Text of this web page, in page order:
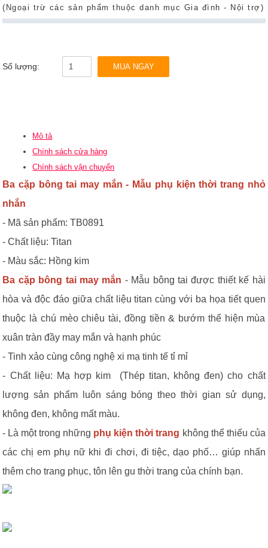
(Ngoại trừ các sản phẩm thuộc danh mục Gia đình - Nội trợ)
MUA NGAY
Số lượng:
Mô tả
Chính sách cửa hàng
Chính sách vận chuyển
Ba cặp bông tai may mắn - Mẫu phụ kiện thời trang nhỏ
nhắn
- Mã sản phẩm: TB0891
- Chất liệu: Titan
- Màu sắc: Hồng kim
Ba cặp bông tai may mắn - Mẫu bông tai được thiết kế hài
hòa và độc đáo giữa chất liệu titan cùng với ba họa tiết quen
thuộc là chú mèo chiêu tài, đồng tiền & bướm thể hiện mùa
xuân tràn đầy may mắn và hạnh phúc
- Tinh xảo cùng công nghệ xi mạ tinh tế tỉ mỉ
- Chất liệu: Mạ hợp kim (Thép titan, không đen) cho chất
lượng sản phẩm luôn sáng bóng theo thời gian sử dụng,
không đen, không mất màu.
- Là một trong những phụ kiện thời trang không thể thiếu của
các chị em phụ nữ khi đi chơi, đi tiệc, dạo phố… giúp nhấn
thêm cho trang phục, tôn lên gu thời trang của chính bạn.